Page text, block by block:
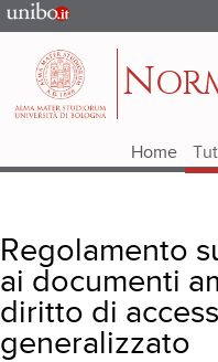
Portale
d'Ateneo
N
Home
Regolamento
ai documenti
diritto di
generalizzato